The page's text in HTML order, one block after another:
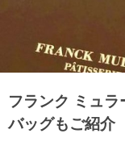
フランク ミュラ
バッグもご紹介